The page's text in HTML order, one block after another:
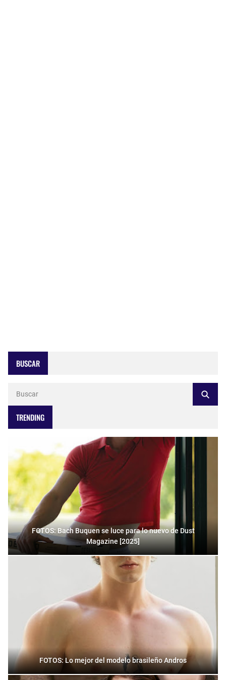
BUSCAR
TRENDING
FOTOS: Bach Buquen se luce para lo nuevo de Dust
Magazine [2025]
FOTOS: Lo mejor del modelo brasileño Andros